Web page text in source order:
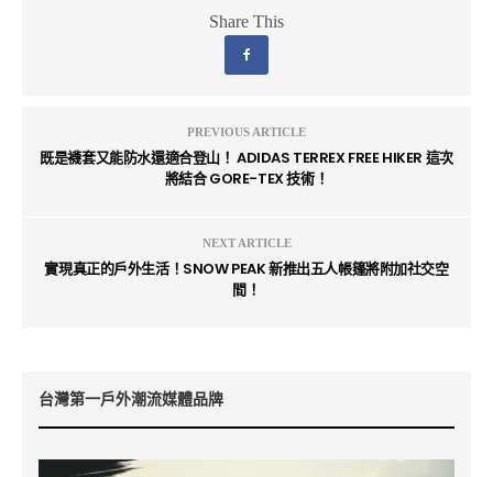
Share This
PREVIOUS ARTICLE
既是襪套又能防水還適合登山！ ADIDAS TERREX FREE HIKER 這次
將結合 GORE-TEX 技術！
NEXT ARTICLE
實現真正的戶外生活！SNOW PEAK 新推出五人帳篷將附加社交空
間！
台灣第一戶外潮流媒體品牌